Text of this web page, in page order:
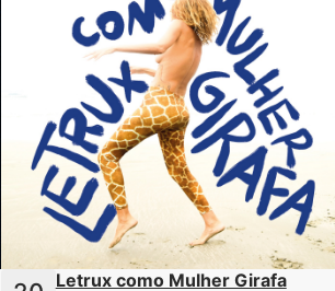
Letrux como Mulher Girafa